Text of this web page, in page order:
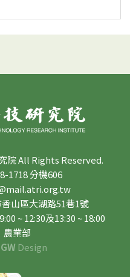
院 All Rights Reserved.
1718 分機606
山區大湖路51巷1號
~ 12:30及13:30 ~ 18:00
農業部
GWDesign